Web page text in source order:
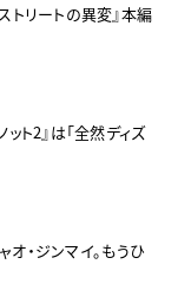
トリートの異変』本編
ト2』は「全然ディズ
・ジンマイ。もうひ